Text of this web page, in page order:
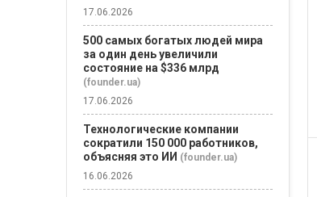
17.06.2026
500 самых богатых людей мира
за один день увеличили
состояние на $336 млрд
(founder.ua)
17.06.2026
Технологические компании
сократили 150 000 работников,
объясняя это ИИ (founder.ua)
16.06.2026